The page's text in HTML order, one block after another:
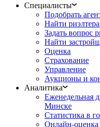
Специалисты
Подобрать
Найти риэлтера
Задать вопрос
Найти
Оценка
Страхование
Управление
Аукционы и
Аналитика
Еженедельная
Минске
Статистика в
Онлайн-оценка